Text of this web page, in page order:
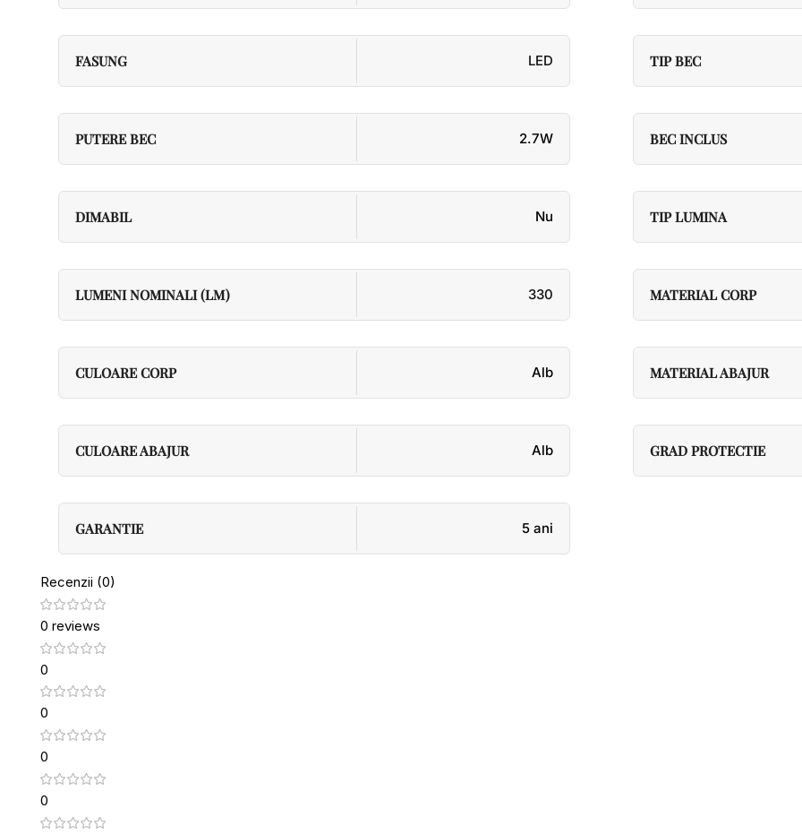
FASUNG LED TIP BEC
PUTERE BEC 2.7W BEC INCLUS
DIMABIL Nu TIP LUMINA
LUMENI NOMINALI (LM) 330 MATERIAL CORP
CULOARE CORP Alb MATERIAL ABAJUR
CULOARE ABAJUR Alb GRAD PROTECTIE
GARANTIE 5 ani
Recenzii (0)
0 reviews
0
0
0
0